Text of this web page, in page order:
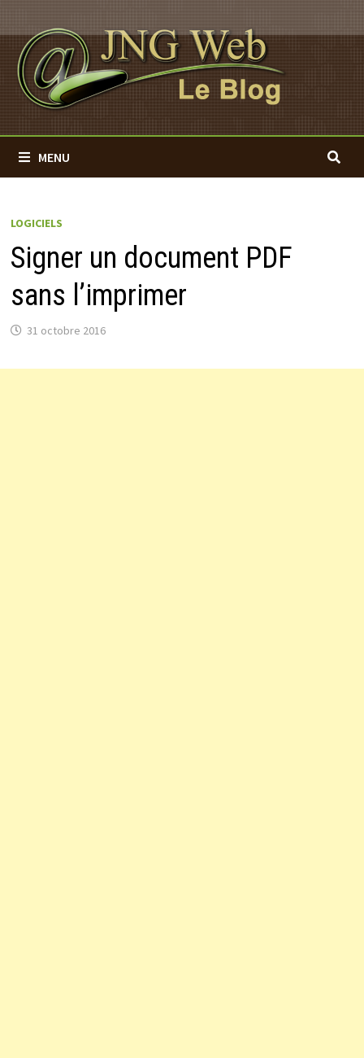
au
contenu
MENU
LOGICIELS
Signer un document PDF
sans l’imprimer
31 octobre 2016